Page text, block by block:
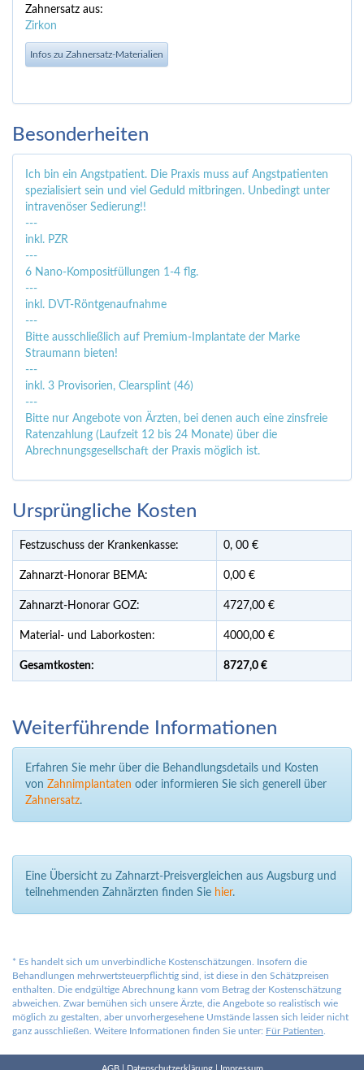
Zahnersatz aus:
Zirkon
Infos zu Zahnersatz-Materialien
Besonderheiten
Ich bin ein Angstpatient. Die Praxis muss auf Angstpatienten
spezialisiert sein und viel Geduld mitbringen. Unbedingt unter
intravenöser Sedierung!!
---
inkl. PZR
---
6 Nano-Kompositfüllungen 1-4 flg.
---
inkl. DVT-Röntgenaufnahme
---
Bitte ausschließlich auf Premium-Implantate der Marke
Straumann bieten!
---
inkl. 3 Provisorien, Clearsplint (46)
---
Bitte nur Angebote von Ärzten, bei denen auch eine zinsfreie
Ratenzahlung (Laufzeit 12 bis 24 Monate) über die
Abrechnungsgesellschaft der Praxis möglich ist.
Ursprüngliche Kosten
Festzuschuss der Krankenkasse: 0, 00 €
Zahnarzt-Honorar BEMA: 0,00 €
Zahnarzt-Honorar GOZ: 4727,00 €
Material- und Laborkosten: 4000,00 €
Gesamtkosten: 8727,0 €
Weiterführende Informationen
Erfahren Sie mehr über die Behandlungsdetails und Kosten
von Zahnimplantaten oder informieren Sie sich generell über
Zahnersatz.
Eine Übersicht zu Zahnarzt-Preisvergleichen aus Augsburg und
teilnehmenden Zahnärzten finden Sie hier.
* Es handelt sich um unverbindliche Kostenschätzungen. Insofern die
Behandlungen mehrwertsteuerpflichtig sind, ist diese in den Schätzpreisen
enthalten. Die endgültige Abrechnung kann vom Betrag der Kostenschätzung
abweichen. Zwar bemühen sich unsere Ärzte, die Angebote so realistisch wie
möglich zu gestalten, aber unvorhergesehene Umstände lassen sich leider nicht
ganz ausschließen. Weitere Informationen finden Sie unter: Für Patienten